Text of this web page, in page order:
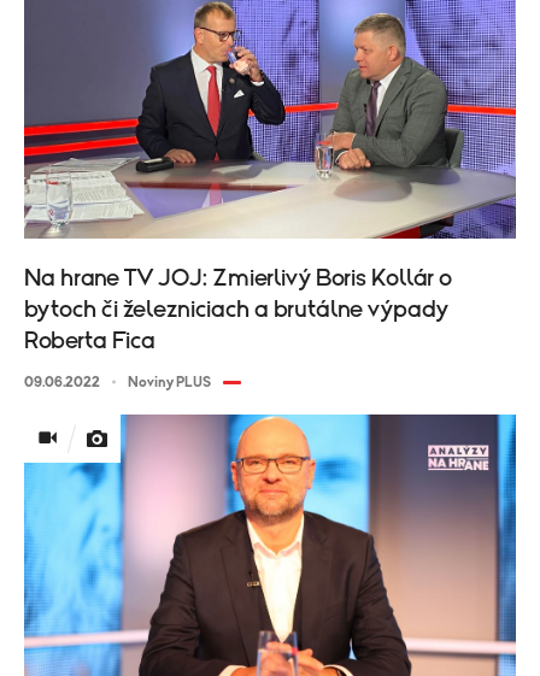
Na hrane TV JOJ: Zmierlivý Boris Kollár o
bytoch či železniciach a brutálne výpady
Roberta Fica
09.06.2022 Noviny PLUS